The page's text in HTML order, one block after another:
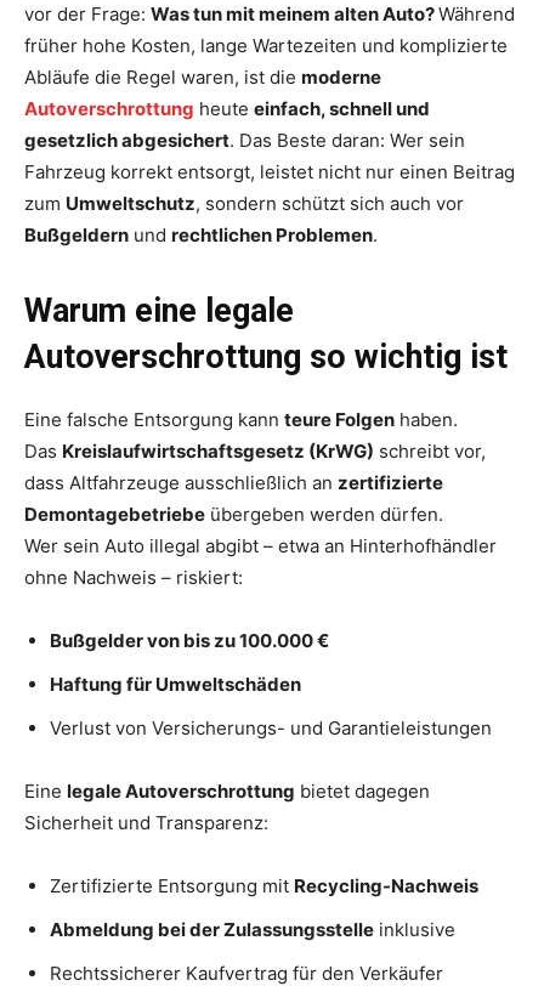
vor der Frage: Was tun mit meinem alten Auto?Während
früher hohe Kosten, lange Wartezeiten und komplizierte
Abläufe die Regel waren, ist die moderne
Autoverschrottung heute einfach, schnell und
gesetzlich abgesichert. Das Beste daran: Wer sein
Fahrzeug korrekt entsorgt, leistet nicht nur einen Beitrag
zum Umweltschutz, sondern schützt sich auch vor
Bußgeldern und rechtlichen Problemen.
Warum eine legale
Autoverschrottung so wichtig ist
Eine falsche Entsorgung kann teure Folgen haben.
Das Kreislaufwirtschaftsgesetz (KrWG) schreibt vor,
dass Altfahrzeuge ausschließlich an zertifizierte
Demontagebetriebe übergeben werden dürfen.
Wer sein Auto illegal abgibt – etwa an Hinterhofhändler
ohne Nachweis – riskiert:
Bußgelder von bis zu 100.000 €
Haftung für Umweltschäden
Verlust von Versicherungs- und Garantieleistungen
Eine legale Autoverschrottung bietet dagegen
Sicherheit und Transparenz:
Zertifizierte Entsorgung mit Recycling-Nachweis
Abmeldung bei der Zulassungsstelle inklusive
Rechtssicherer Kaufvertrag für den Verkäufer